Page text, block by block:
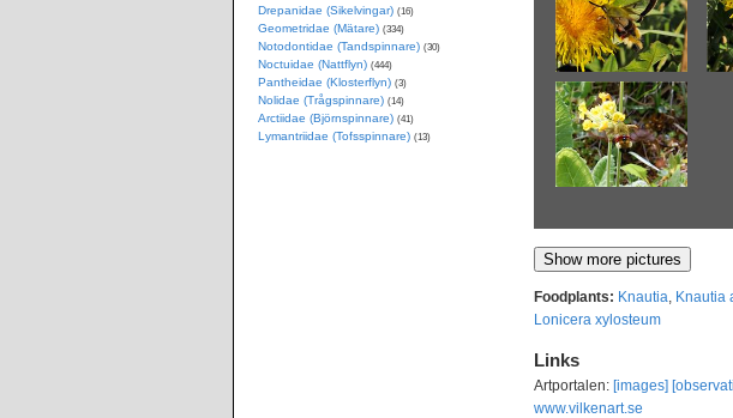
Foodplants: Knautia, Knautia
Lonicera xylosteum
Links
Artportalen: [images]
www.vilkenart.se
Drepanidae (Sikelvingar) (16)
Geometridae (Mätare) (334)
Notodontidae (Tandspinnare) (30)
Noctuidae (Nattflyn) (444)
Pantheidae (Klosterflyn) (3)
Nolidae (Trågspinnare) (14)
Arctiidae (Björnspinnare) (41)
Lymantriidae (Tofsspinnare) (13)